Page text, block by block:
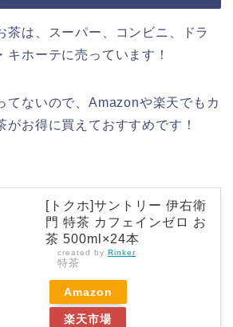
茶は、スーパー、コンビニ、ドラ
キホーテに売っています！
てないので、Amazonや楽天でもカ
がお得に買えておすすめです！
[トクホ]サントリー 伊右衛
門 特茶 カフェインゼロ お
茶 500ml×24本
created by Rinker
特茶
Amazon
楽天市場